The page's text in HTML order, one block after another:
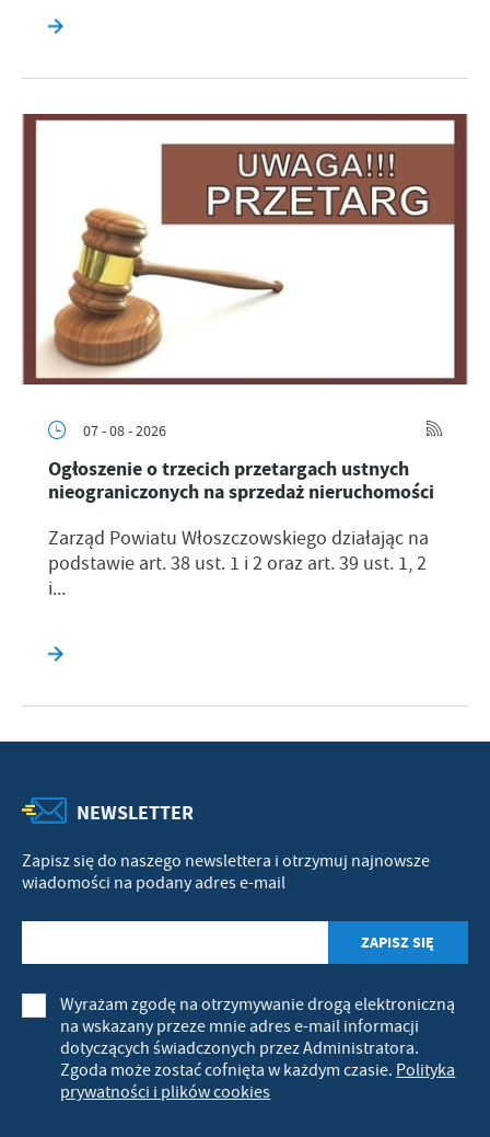
07 - 08 - 2026
Ogłoszenie o trzecich przetargach ustnych
nieograniczonych na sprzedaż nieruchomości
Zarząd Powiatu Włoszczowskiego działając na
podstawie art. 38 ust. 1 i 2 oraz art. 39 ust. 1, 2
i...
NEWSLETTER
Zapisz się do naszego newslettera i otrzymuj najnowsze
wiadomości na podany adres e-mail
Wyrażam zgodę na otrzymywanie drogą elektroniczną
na wskazany przeze mnie adres e-mail informacji
dotyczących świadczonych przez Administratora.
Zgoda może zostać cofnięta w każdym czasie. Polityka
prywatności i plików cookies